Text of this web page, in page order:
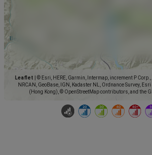
Leaflet
© Esri, HERE, Garmin, Intermap, increment P Corp.,
NRCAN, GeoBase, IGN, Kadaster NL, Ordnance Survey,
(Hong Kong), © OpenStreetMap contributors, and the